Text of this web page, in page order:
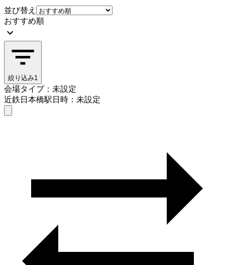
並び替え
おすすめ順
絞り込み1
会場タイプ：未設定
近鉄日本橋駅日時：未設定